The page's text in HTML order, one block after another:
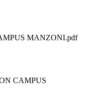
MANZONI.pdf
CAMPUS